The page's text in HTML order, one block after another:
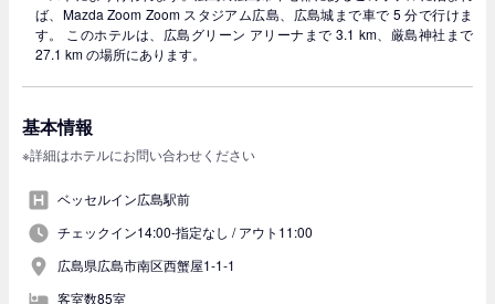
ば、Mazda Zoom Zoom スタジアム広島、広島城まで車で 5 分で行けま
す。 このホテルは、広島グリーン アリーナまで 3.1 km、厳島神社まで
27.1 km の場所にあります。
基本情報
※詳細はホテルにお問い合わせください
ベッセルイン広島駅前
チェックイン14:00-指定なし /アウト11:00
広島県広島市南区西蟹屋1-1-1
客室数85室